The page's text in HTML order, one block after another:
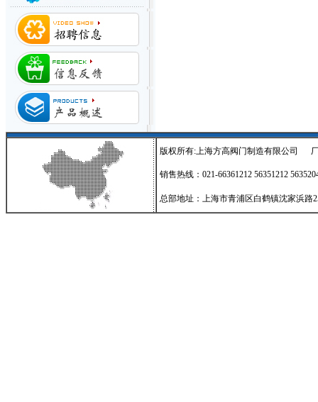
版权所有:上海方高阀门制造有限公司 厂
销售热线：021-66361212 56351212
总部地址：上海市青浦区白鹤镇沈家浜